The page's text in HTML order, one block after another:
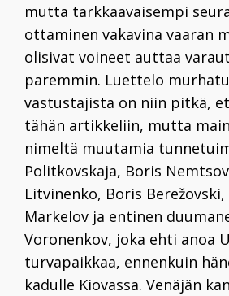
mutta tarkkaavaisempi
ottaminen vakavina vaaran
olisivat voineet auttaa
paremmin. Luettelo
vastustajista on niin pitkä,
tähän artikkeliin, mutta
nimeltä muutamia
Politkovskaja, Boris
Litvinenko, Boris
Markelov ja entinen
Voronenkov, joka ehti anoa
turvapaikkaa, ennenkuin
kadulle Kiovassa. Venäjän